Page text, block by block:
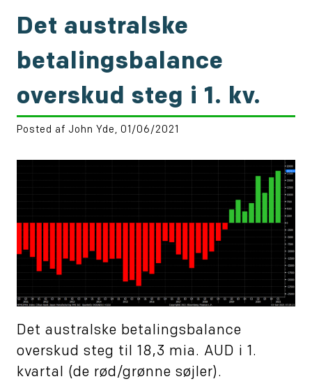
Det australske
betalingsbalance
overskud steg i 1. kv.
Posted af John Yde, 01/06/2021
Det australske betalingsbalance
overskud steg til 18,3 mia. AUD i 1.
kvartal (de rød/grønne søjler).